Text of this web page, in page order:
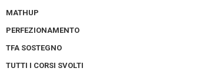
MATHUP
PERFEZIONAMENTO
TFA SOSTEGNO
TUTTI I CORSI SVOLTI